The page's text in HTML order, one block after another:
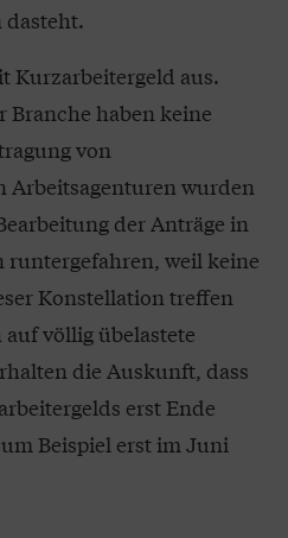
Kurzarbeitergeld aus.
Branche haben keine
von
Arbeitsagenturen wurden
der Anträge in
runtergefahren, weil keine
Konstellation treffen
völlig übelastete
die Auskunft, dass
erst Ende
Beispiel erst im Juni